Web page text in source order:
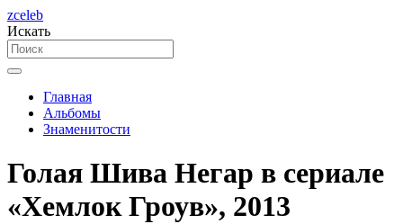
zceleb
Искать
Главная
Альбомы
Знаменитости
Голая Шива Негар в сериале
«Хемлок Гроув», 2013